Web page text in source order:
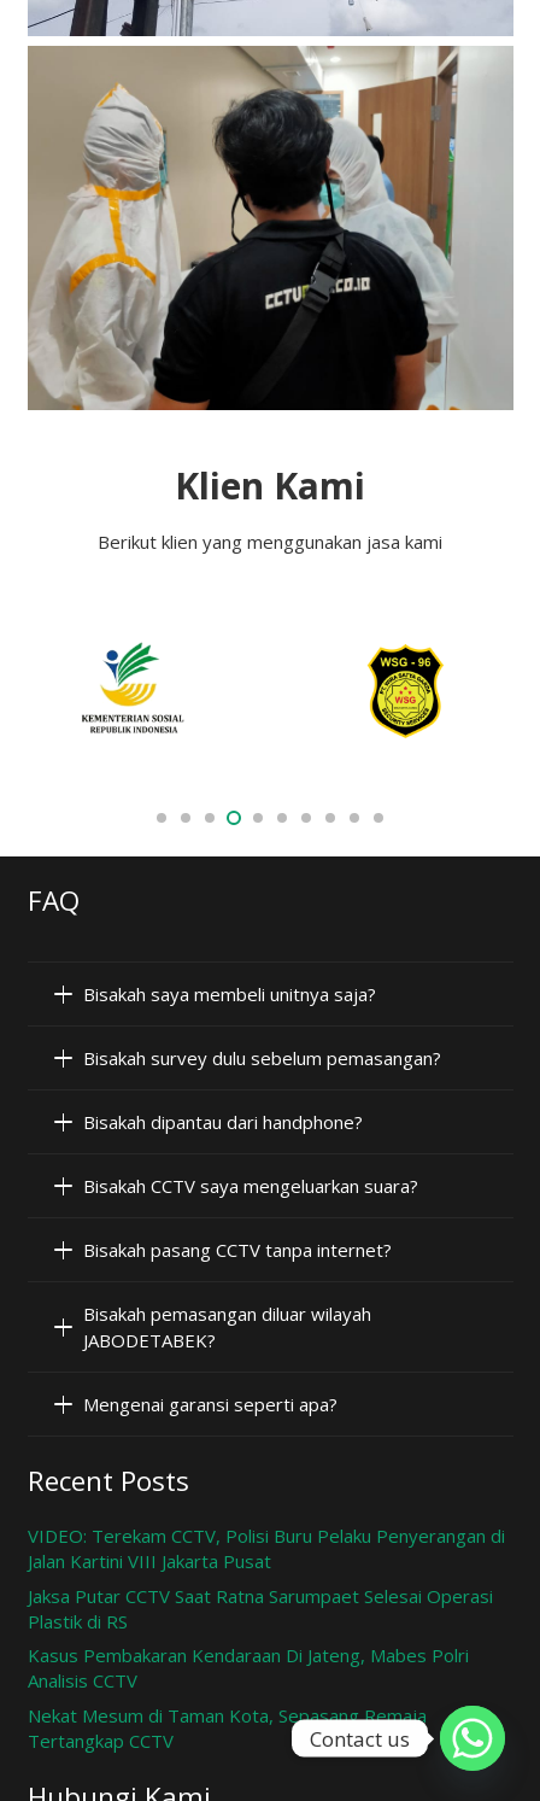
Klien Kami
Berikut klien yang menggunakan jasa kami
FAQ
Bisakah saya membeli unitnya saja?
Bisakah survey dulu sebelum pemasangan?
Bisakah dipantau dari handphone?
Bisakah CCTV saya mengeluarkan suara?
Bisakah pasang CCTV tanpa internet?
Bisakah pemasangan diluar wilayah
JABODETABEK?
Mengenai garansi seperti apa?
Recent Posts
VIDEO: Terekam CCTV, Polisi Buru Pelaku Penyerangan di
Jalan Kartini VIII Jakarta Pusat
Jaksa Putar CCTV Saat Ratna Sarumpaet Selesai Operasi
Plastik di RS
Kasus Pembakaran Kendaraan Di Jateng, Mabes Polri
Analisis CCTV
Nekat Mesum di Taman Kota, Sepasang Remaja
Tertangkap CCTV
Contact us